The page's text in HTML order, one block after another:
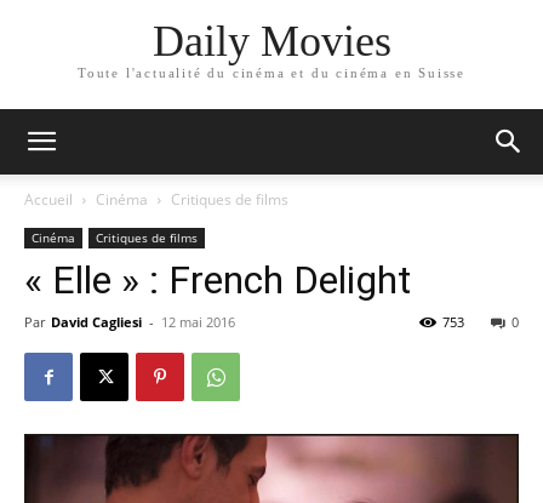
Daily Movies
Toute l'actualité du cinéma et du cinéma en Suisse
Accueil Cinéma Critiques de films
Cinéma Critiques de films
« Elle » : French Delight
Par David Cagliesi - 12 mai 2016 0
753